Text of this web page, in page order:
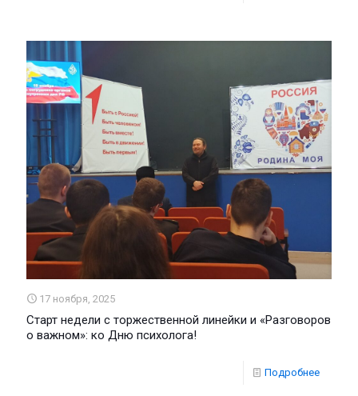
17 ноября, 2025
Старт недели с торжественной линейки и «Разговоров
о важном»: ко Дню психолога!
Подробнее